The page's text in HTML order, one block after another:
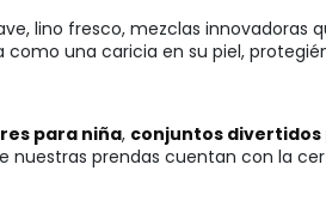
lino fresco, mezclas
una caricia en su piel,
para niña, conjuntos divertidos
nuestras prendas cuentan con la